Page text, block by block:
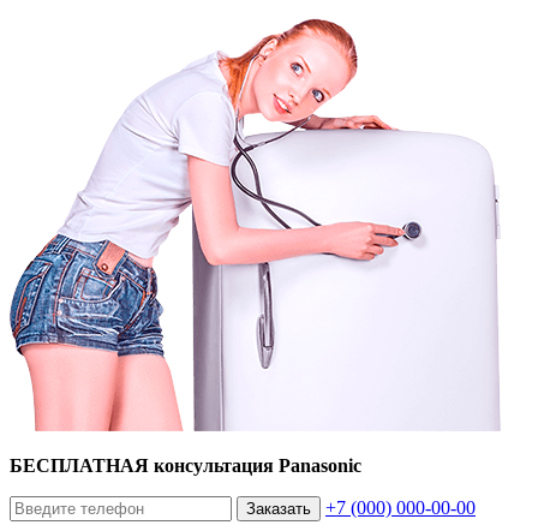
БЕСПЛАТНАЯ консультация Panasonic
Заказать +7 (000) 000-00-00